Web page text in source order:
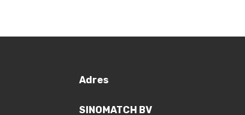
Adres
SINOMATCH BV